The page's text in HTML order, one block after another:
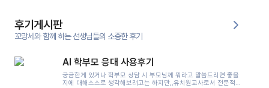
후기게시판
꼬망세와 함께 하는 선생님들의 소중한 후기
AI 학부모 응대 사용후기
궁금한게 있거나 학부모 상담 시 부모님께 뭐라고 말씀드리면 좋을
지에 대해스스로 생각해보려고는 하지만,,유치원교사로서 전문적인